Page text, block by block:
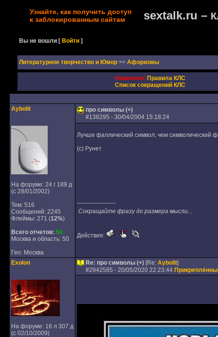
Узнайте, как получить доступ
к заблокированным сайтам
sextalk.ru –
Вы не вошли [Войти ]
Литературное творчество и Юмор >> Афоризмы
Новичкам: Правила КЛС
Список сокращений КЛС
Aybolit
На форуме: 24 г 189 д
(с 28/01/2002)
Тем: 516
Сообщений: 2245
Флеймы: 271 (12%)
Всего отчетов: 50
Москва и область: 50
Гео: Москва
про символы (+)
#138295 - 30/04/2004 15:18:24
Лучше фаллический символ, чем символический
(с) Рунет
--------------------
Сокращайте фразу до размера мысли...
Действия:
Exolon
На форуме: 16 л 307 д
(с 02/10/2009)
Re: про символы (+) [Re: Aybolit]
#2942585 - 20/05/2020 22:23:44